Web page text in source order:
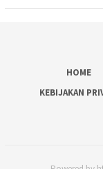
HOME
KEBIJAKAN